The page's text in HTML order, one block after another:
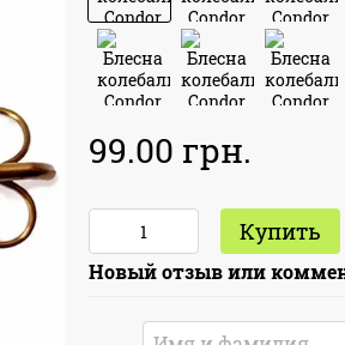
99.00 грн.
Купить
Новый отзыв или